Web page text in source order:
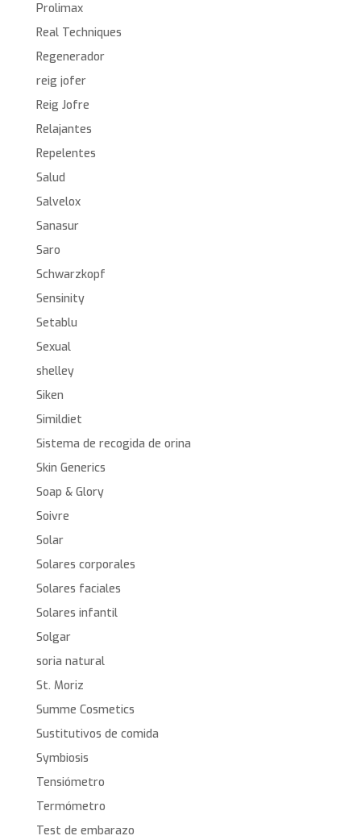
Prolimax
Real Techniques
Regenerador
reig jofer
Reig Jofre
Relajantes
Repelentes
Salud
Salvelox
Sanasur
Saro
Schwarzkopf
Sensinity
Setablu
Sexual
shelley
Siken
Simildiet
Sistema de recogida de orina
Skin Generics
Soap & Glory
Soivre
Solar
Solares corporales
Solares faciales
Solares infantil
Solgar
soria natural
St. Moriz
Summe Cosmetics
Sustitutivos de comida
Symbiosis
Tensiómetro
Termómetro
Test de embarazo